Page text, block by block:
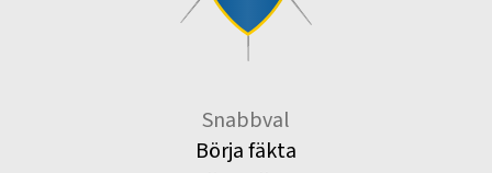
Snabbval
Börja fäkta